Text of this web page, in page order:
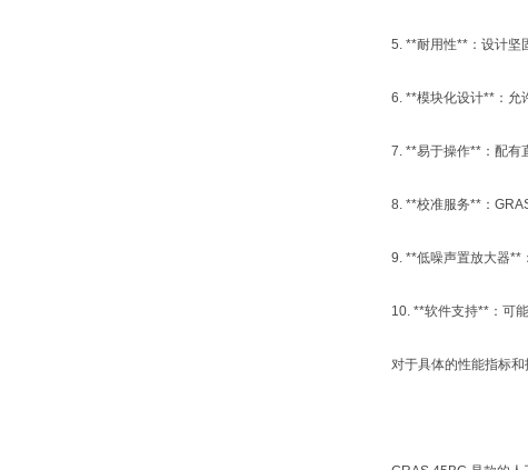
5. **耐用性**：设计坚
6. **模块化设计**：允
7. **易于操作**：配有
8. **校准服务**：
9. **低噪声置放大器**
10. **软件支持**：可
对于具体的性能指标